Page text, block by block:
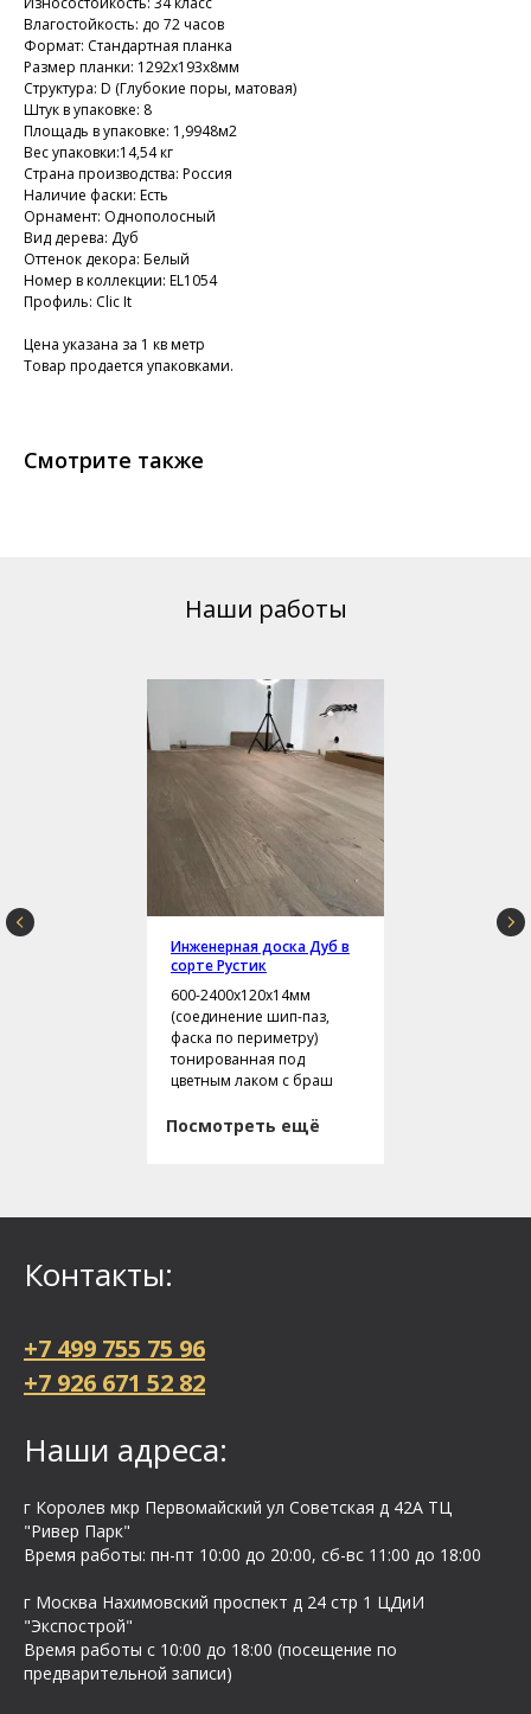
Влагостойкость: до 72 часов
Формат: Стандартная планка
Размер планки: 1292х193х8мм
Структура: D (Глубокие поры, матовая)
Штук в упаковке: 8
Площадь в упаковке: 1,9948м2
Вес упаковки:14,54 кг
Страна производства: Россия
Наличие фаски: Есть
Орнамент: Однополосный
Вид дерева: Дуб
Оттенок декора: Белый
Номер в коллекции: EL1054
Профиль: Clic It
Цена указана за 1 кв метр
Товар продается упаковками.
Смотрите также
Наши работы
Инженерная доска Дуб в
сорте Рустик
600-2400х120х14мм
(соединение шип-паз,
фаска по периметру)
тонированная под
цветным лаком с браш
Посмотреть ещё
Контакты:
+7 499 755 75 96
+7 926 671 52 82
Наши адреса:
г Королев мкр Первомайский ул Cоветская д 42А ТЦ
"Ривер Парк"
Время работы: пн-пт 10:00 до 20:00, сб-вс 11:00 до 18:00
г Москва Нахимовский проспект д 24 стр 1 ЦДиИ
"Экспострой"
Время работы с 10:00 до 18:00 (посещение по
предварительной записи)